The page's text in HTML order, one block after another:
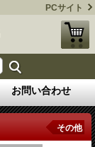
PCサイト
お問い合わせ
その他